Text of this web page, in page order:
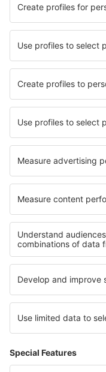
Läs mer
Mobilapp
Flygbolag
SAS
Ryanair
Lufthansa
Norwegian
WizzAir
Om eSky
Köpvillkor
Mina bokningar
Integritetspolicy
Support och kontakt
Integritet